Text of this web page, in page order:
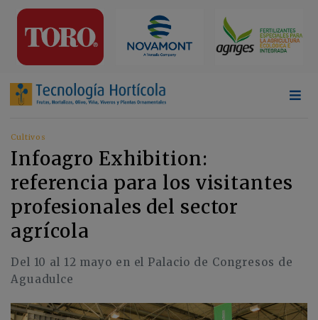
Cultivos
Infoagro Exhibition:
referencia para los visitantes
profesionales del sector
agrícola
Del 10 al 12 mayo en el Palacio de Congresos de
Aguadulce